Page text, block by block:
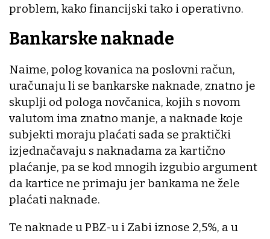
problem, kako financijski tako i operativno.
Bankarske naknade
Naime, polog kovanica na poslovni račun,
uračunaju li se bankarske naknade, znatno je
skuplji od pologa novčanica, kojih s novom
valutom ima znatno manje, a naknade koje
subjekti moraju plaćati sada se praktički
izjednačavaju s naknadama za kartično
plaćanje, pa se kod mnogih izgubio argument
da kartice ne primaju jer bankama ne žele
plaćati naknade.
Te naknade u PBZ-u i Zabi iznose 2,5%, a u